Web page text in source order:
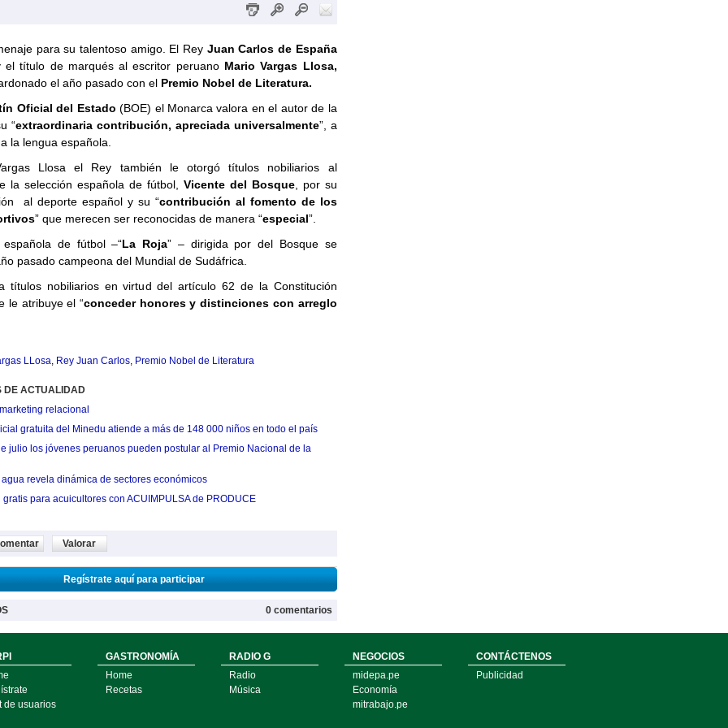
para su talentoso amigo. El Rey Juan Carlos de España
el título de marqués al escritor peruano Mario Vargas Llosa,
el año pasado con el Premio Nobel de Literatura.
Oficial del Estado (BOE) el Monarca valora en el autor de la
“extraordinaria contribución, apreciada universalmente”, a
la lengua española.
Llosa el Rey también le otorgó títulos nobiliarios al
la selección española de fútbol, Vicente del Bosque, por su
al deporte español y su “contribución al fomento de los
” que merecen ser reconocidas de manera “especial”.
de fútbol –“La Roja” – dirigida por del Bosque se
pasado campeona del Mundial de Sudáfrica.
títulos nobiliarios en virtud del artículo 62 de la Constitución
le atribuye el “conceder honores y distinciones con arreglo
LLosa, Rey Juan Carlos, Premio Nobel de Literatura
DE ACTUALIDAD
relacional
gratuita del Minedu atiende a más de 148 000 niños en todo el país
julio los jóvenes peruanos pueden postular al Premio Nacional de la
revela dinámica de sectores económicos
para acuicultores con ACUIMPULSA de PRODUCE
Valorar
Regístrate aquí para participar
0 comentarios
de usuarios
GASTRONOMÍA
Home
Recetas
RADIO G
Radio
Música
NEGOCIOS
midepa.pe
Economía
mitrabajo.pe
CONTÁCTENOS
Publicidad